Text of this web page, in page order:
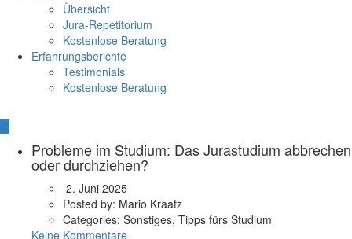
Übersicht
Jura-Repetitorium
Kostenlose Beratung
Erfahrungsberichte
Testimonials
Kostenlose Beratung
Probleme im Studium: Das Jurastudium abbrechen
oder durchziehen?
2. Juni 2025
Posted by: Mario Kraatz
Categories: Sonstiges, Tipps fürs Studium
Keine Kommentare